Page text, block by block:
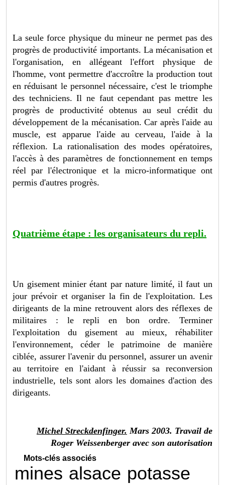
La seule force physique du mineur ne permet pas des
progrès de productivité importants. La mécanisation et
l'organisation, en allégeant l'effort physique de
l'homme, vont permettre d'accroître la production tout
en réduisant le personnel nécessaire, c'est le triomphe
des techniciens. Il ne faut cependant pas mettre les
progrès de productivité obtenus au seul crédit du
développement de la mécanisation. Car après l'aide au
muscle, est apparue l'aide au cerveau, l'aide à la
réflexion. La rationalisation des modes opératoires,
l'accès à des paramètres de fonctionnement en temps
réel par l'électronique et la micro-informatique ont
permis d'autres progrès.
Quatrième étape : les organisateurs du repli.
Un gisement minier étant par nature limité, il faut un
jour prévoir et organiser la fin de l'exploitation. Les
dirigeants de la mine retrouvent alors des réflexes de
militaires : le repli en bon ordre. Terminer
l'exploitation du gisement au mieux, réhabiliter
l'environnement, céder le patrimoine de manière
ciblée, assurer l'avenir du personnel, assurer un avenir
au territoire en l'aidant à réussir sa reconversion
industrielle, tels sont alors les domaines d'action des
dirigeants.
Michel Streckdenfinger. Mars 2003. Travail de
Roger Weissenberger avec son autorisation
Mots-clés associés
mines alsace potasse